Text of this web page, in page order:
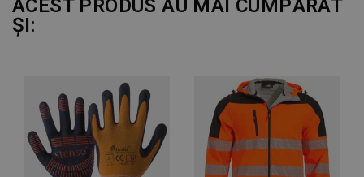
ACEST PRODUS AU MAI CUMPĂRAT
ȘI: